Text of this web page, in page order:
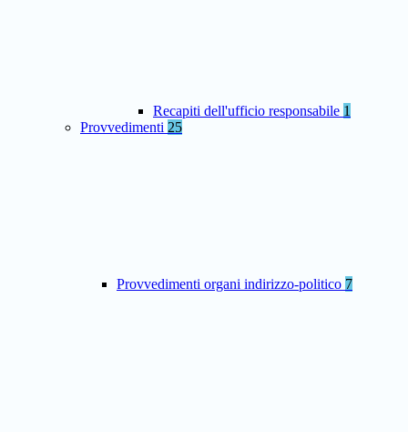
Recapiti dell'ufficio responsabile 1
Provvedimenti 25
Provvedimenti organi indirizzo-politico 7